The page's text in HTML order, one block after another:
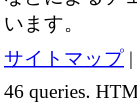
います。
サイトマップ |
46 queries.